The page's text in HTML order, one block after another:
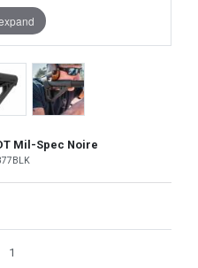
Mil-Spec Noire
1